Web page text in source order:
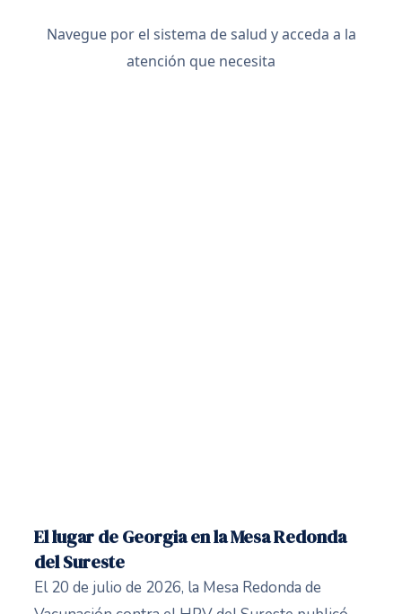
Navegue por el sistema de salud y acceda a la
atención que necesita
El lugar de Georgia en la Mesa Redonda
del Sureste
El 20 de julio de 2026, la Mesa Redonda de